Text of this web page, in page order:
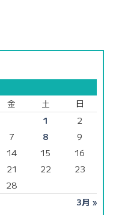
金 土 日
3月 »
1
2
7 8
9
14 15
16
21 22
23
28